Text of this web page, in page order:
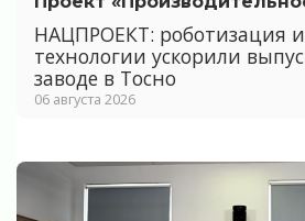
НАЦПРОЕКТ: роботизация
технологии ускорили
заводе в Тосно
06 августа 2026